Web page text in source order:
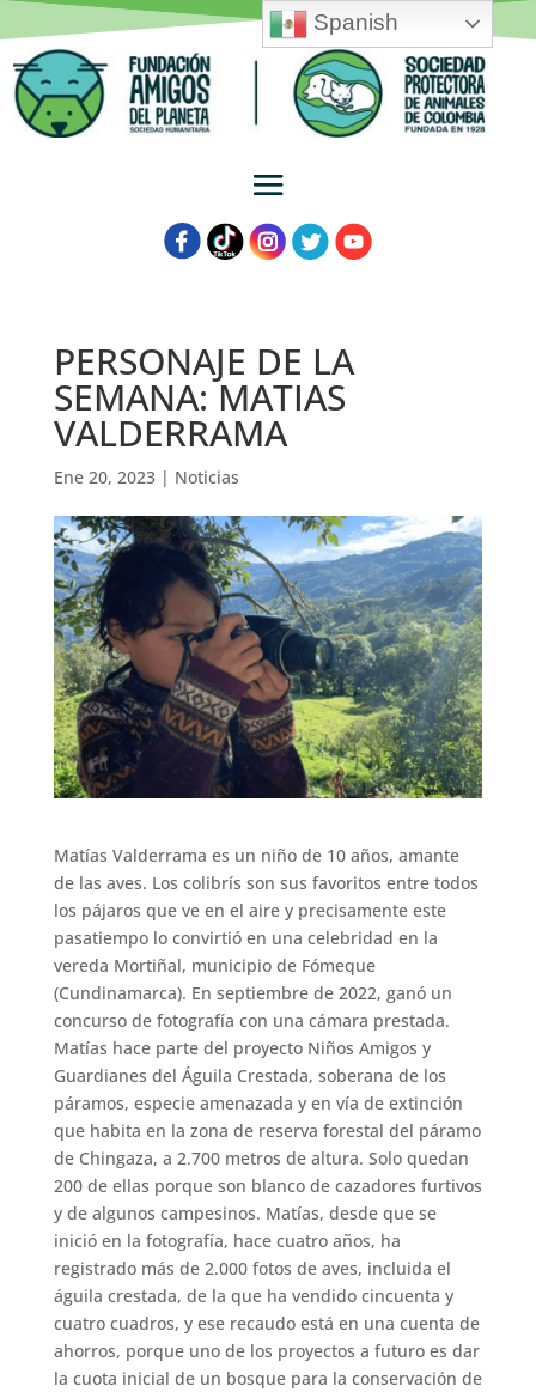
PERSONAJE DE LA
SEMANA: MATIAS
VALDERRAMA
Ene 20, 2023| Noticias
Matías Valderrama es un niño de 10 años, amante
de las aves. Los colibrís son sus favoritos entre todos
los pájaros que ve en el aire y precisamente este
pasatiempo lo convirtió en una celebridad en la
vereda Mortiñal, municipio de Fómeque
(Cundinamarca). En septiembre de 2022, ganó un
concurso de fotografía con una cámara prestada.
Matías hace parte del proyecto Niños Amigos y
Guardianes del Águila Crestada, soberana de los
páramos, especie amenazada y en vía de extinción
que habita en la zona de reserva forestal del páramo
de Chingaza, a 2.700 metros de altura. Solo quedan
200 de ellas porque son blanco de cazadores furtivos
y de algunos campesinos. Matías, desde que se
inició en la fotografía, hace cuatro años, ha
registrado más de 2.000 fotos de aves, incluida el
águila crestada, de la que ha vendido cincuenta y
cuatro cuadros, y ese recaudo está en una cuenta de
ahorros, porque uno de los proyectos a futuro es dar
la cuota inicial de un bosque para la conservación de
Spanish